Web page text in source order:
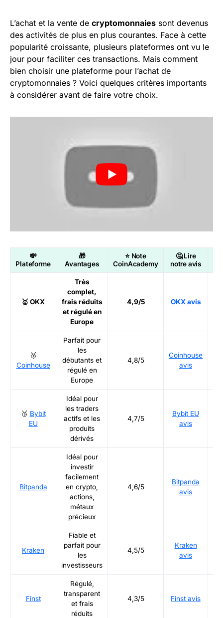
L’achat et la vente de cryptomonnaies sont devenus
des activités de plus en plus courantes. Face à cette
popularité croissante, plusieurs plateformes ont vu le
jour pour faciliter ces transactions. Mais comment
bien choisir une plateforme pour l’achat de
cryptomonnaies ? Voici quelques critères importants
à considérer avant de faire votre choix.
💸
Plateforme
🎁
Avantages
⭐ Note
CoinAcademy
🤔 Lire
notre avis
🥇 OKX
Très
complet,
frais réduits
et régulé en
Europe
4,9/5 OKX avis
🥈
Coinhouse
Parfait pour
les
débutants et
régulé en
Europe
4,8/5
Coinhouse
avis
🥉 Bybit
EU
Idéal pour
les traders
actifs et les
produits
dérivés
4,7/5
Bybit EU
avis
Bitpanda
Idéal pour
investir
facilement
en crypto,
actions,
métaux
précieux
4,6/5
Bitpanda
avis
Kraken
Fiable et
parfait pour
les
investisseurs
4,5/5
Kraken
avis
Finst
Régulé,
transparent
et frais
réduits
4,3/5 Finst avis